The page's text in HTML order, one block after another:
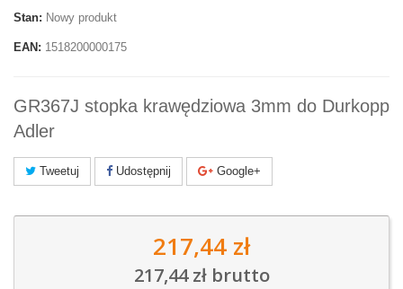
Stan: Nowy produkt
EAN: 1518200000175
GR367J stopka krawędziowa 3mm do Durkopp
Adler
Tweetuj Udostępnij Google+
217,44 zł
217,44 złbrutto